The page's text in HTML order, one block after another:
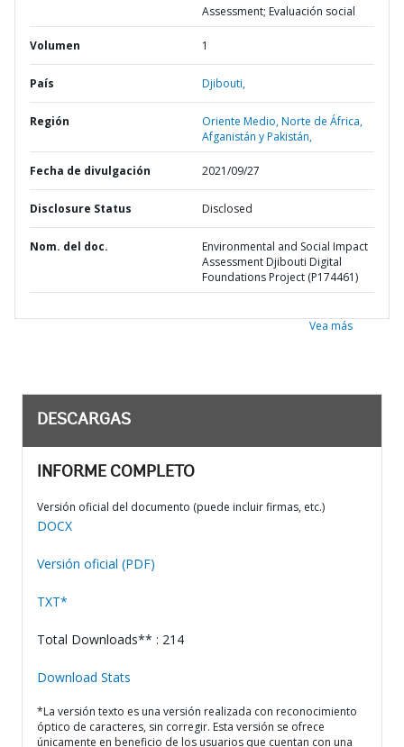
Assessment; Evaluación social
Volumen 1
País Djibouti,
Región
Oriente Medio, Norte de África,
Afganistán y Pakistán,
Fecha de divulgación 2021/09/27
Disclosure Status Disclosed
Nom. del doc.
Environmental and Social Impact
Assessment Djibouti Digital
Foundations Project (P174461)
Vea más
DESCARGAS
INFORME COMPLETO
Versión oficial del documento (puede incluir firmas, etc.)
DOCX
Versión oficial (PDF)
TXT*
Total Downloads** : 214
Download Stats
*La versión texto es una versión realizada con reconocimiento
óptico de caracteres, sin corregir. Esta versión se ofrece
únicamente en beneficio de los usuarios que cuentan con una